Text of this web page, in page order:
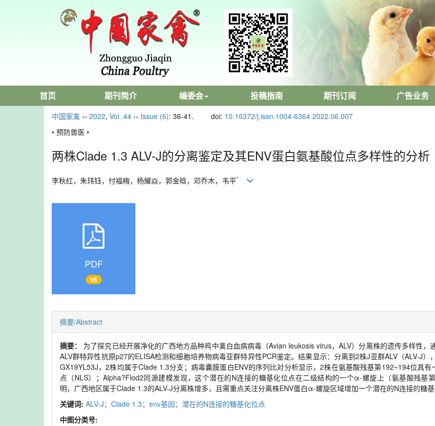
首页 期刊简介 编委会 投稿指南 期刊订阅 广告业务
中国家禽 ›› 2022, Vol. 44 ›› Issue (6): 36-41. doi: 10.16372/j.issn.1004-6364.2022.06.007
• 预防兽医 •
两株Clade 1.3 ALV-J的分离鉴定及其ENV蛋白氨基酸位点多样性的分析
李秋红，朱玮钰，付福梅，杨耀焱，郭金晗，邓乔木，韦平*
PDF
96
摘要/Abstract
摘要： 为了探究已经开展净化的广西地方品种鸡中禽白血病病毒（Avian leukosis virus，ALV）分离株的遗传多样性，
ALV群特异性抗原p27的ELISA检测和细胞培养物病毒亚群特异性PCR鉴定。结果显示：分离到2株J亚群ALV（ALV-J）
GX19YL53J，2株均属于Clade 1.3分支；病毒囊膜蛋白ENV的序列比对分析显示，2株在氨基酸残基第192~194位具有
点（NLS）；Alpha?Flod2同源建模发现，这个潜在的N连接的糖基化位点在二级结构的一个α-螺旋上（氨基酸残基
明，广西地区属于Clade 1.3的ALV-J分离株增多，且需重点关注分离株ENV蛋白α-螺旋区域增加一个潜在的N连接的糖基
关键词: ALV-J；Clade 1.3；env基因；潜在的N连接的糖基化位点
中图分类号: